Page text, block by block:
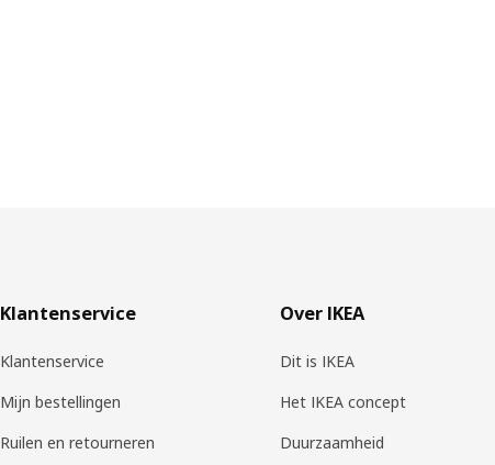
Klantenservice
Klantenservice
Mijn bestellingen
Ruilen en retourneren
Over IKEA
Dit is IKEA
Het IKEA concept
Duurzaamheid